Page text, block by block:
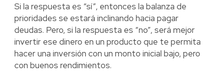
Si la respuesta es “sí”, entonces la balanza de
prioridades se estará inclinando hacia pagar
deudas. Pero, si la respuesta es “no”, será mejor
invertir ese dinero en un producto que te permita
hacer una inversión con un monto inicial bajo, pero
con buenos rendimientos.